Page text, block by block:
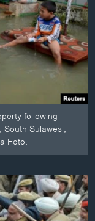
following
Sulawesi,
Foto.